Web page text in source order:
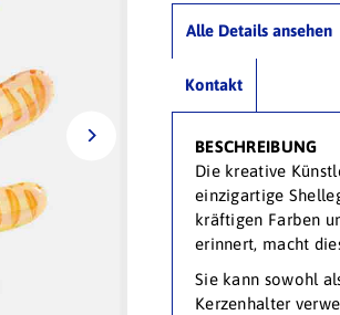
Alle Details ansehen
Kontakt
BESCHREIBUNG
Die kreative
einzigartige
kräftigen Farben
erinnert, macht
Sie kann sowohl
Kerzenhalter